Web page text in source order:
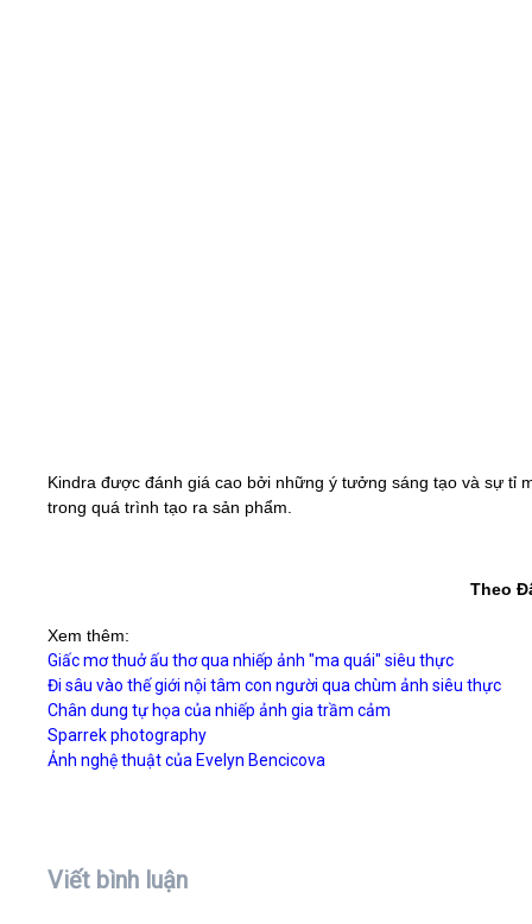
Kindra được đánh giá cao bởi những ý tưởng sáng tạo và sự tỉ
trong quá trình tạo ra sản phẩm.
Theo
Xem thêm:
Giấc mơ thuở ấu thơ qua nhiếp ảnh "ma quái" siêu thực
Đi sâu vào thế giới nội tâm con người qua chùm ảnh siêu thực
Chân dung tự họa của nhiếp ảnh gia trầm cảm
Sparrek photography
Ảnh nghệ thuật của Evelyn Bencicova
Viết bình luận